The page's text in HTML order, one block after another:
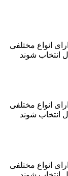
انواع مختلفی
شوند
انواع مختلفی
شوند
انواع مختلفی